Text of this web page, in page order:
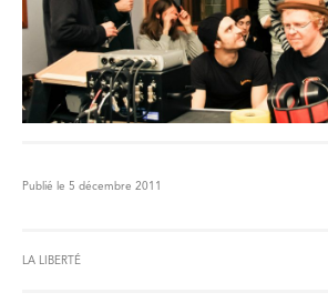
Publié le 5 décembre 2011
LA LIBERTÉ